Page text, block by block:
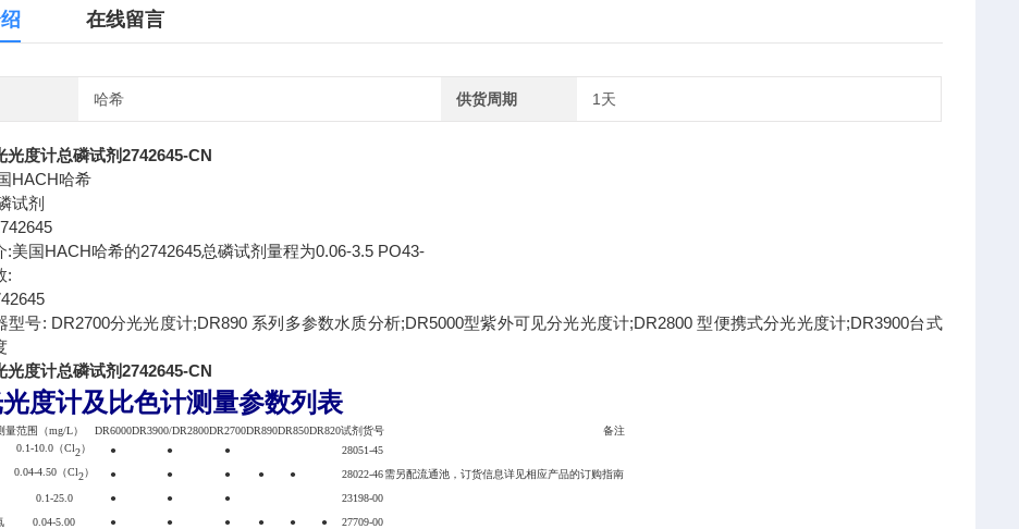
在线留言
哈希 供货周期 1天
光度计总磷试剂2742645-CN
HACH哈希
试剂
:美国HACH哈希的2742645总磷试剂量程为0.06-3.5 PO43-
:
型号: DR2700分光光度计;DR890 系列多参数水质分析;DR5000型紫外可见分光光度计;DR2800 型便携式分光光度计;DR3900台式
光度计总磷试剂2742645-CN
度计及比色计测量参数列表
量范围（mg/L） DR6000DR3900/DR2800DR2700DR890DR850DR820试剂货号
备注
0.1-10.0（Cl2） ● ● ●
28051-45
0.04-4.50（Cl2） ● ● ● ● ● 28022-46 需另配流通池，订货信息详见相应产品的订购指南
0.1-25.0 ● ● ●
23198-00
0.04-5.00 ● ● ● ● ● ●
27709-00